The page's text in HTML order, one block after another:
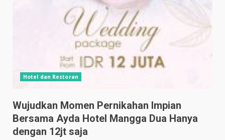
Hotel dan Restoran
Wujudkan Momen Pernikahan Impian
Bersama Ayda Hotel Mangga Dua Hanya
dengan 12jt saja